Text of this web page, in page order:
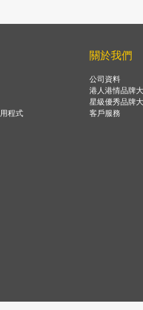
程式
關於我們
公司資料
港人港情品牌
星級優秀品牌
客戶服務